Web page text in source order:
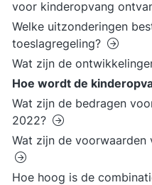
voor kinderopvang
Welke uitzonderingen
toeslagregeling?
Wat zijn de
Hoe wordt de
Wat zijn de bedragen
2022?
Wat zijn de
Hoe hoog is de